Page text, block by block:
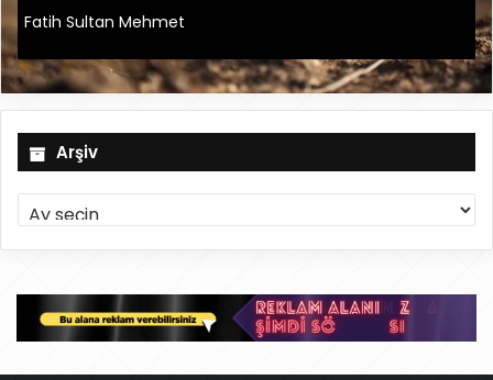
Fatih Sultan Mehmet
Arşiv
r
ş
v